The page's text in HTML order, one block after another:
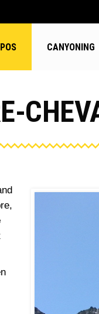
CANYONING